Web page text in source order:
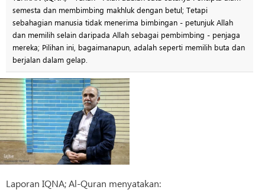
semesta dan membimbing makhluk dengan betul; Tetapi
sebahagian manusia tidak menerima bimbingan - petunjuk Allah
dan memilih selain daripada Allah sebagai pembimbing - penjaga
mereka; Pilihan ini, bagaimanapun, adalah seperti memilih buta dan
berjalan dalam gelap.
Laporan IQNA; Al-Quran menyatakan: